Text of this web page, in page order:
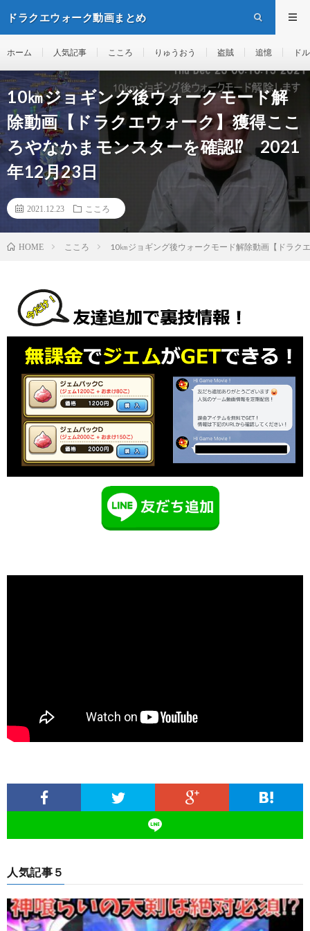
ドラクエウォーク動画まとめ
ホーム 人気記事 こころ りゅうおう 盗賊 追憶 ド
10㎞ジョギング後ウォークモード解
除動画【ドラクエウォーク】獲得ここ
ろやなかまモンスターを確認⁉ 2021
年12月23日
2021.12.23 こころ
HOME こころ 10㎞ジョギング後ウォークモード解除動画【ドラ
人気記事５